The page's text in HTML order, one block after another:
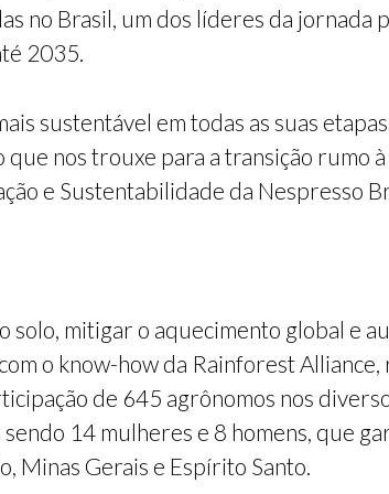
no Brasil, um dos líderes da jornada
2035.
sustentável em todas as suas
nos trouxe para a transição rumo
e Sustentabilidade da Nespresso
mitigar o aquecimento global e
o know-how da Rainforest
de 645 agrônomos nos
14 mulheres e 8 homens, que
Minas Gerais e Espírito Santo.